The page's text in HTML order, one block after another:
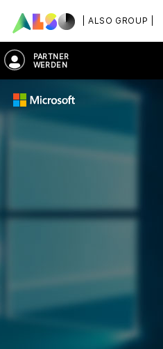
| ALSO GROUP |
PARTNER
WERDEN